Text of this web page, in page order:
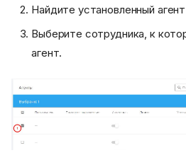
Найдите установленный
Выберите сотрудника, к
агент.